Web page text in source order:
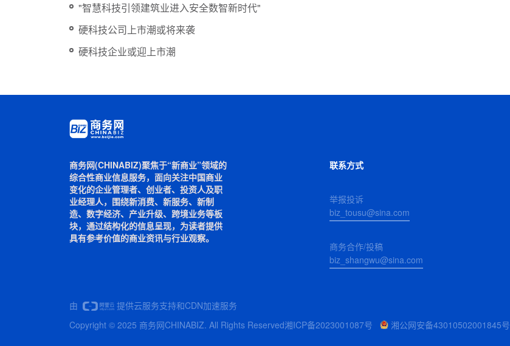
"智慧科技引领建筑业进入安全数智新时代"
硬科技公司上市潮或将来袭
硬科技企业或迎上市潮
商务网(CHINABIZ)聚焦于“新商业”领域的
综合性商业信息服务，面向关注中国商业
变化的企业管理者、创业者、投资人及职
业经理人，围绕新消费、新服务、新制
造、数字经济、产业升级、跨境业务等板
块，通过结构化的信息呈现，为读者提供
具有参考价值的商业资讯与行业观察。
联系方式
举报投诉
biz_tousu@sina.com
商务合作/投稿
biz_shangwu@sina.com
由
提供云服务支持和CDN加速服务
Copyright © 2025 商务网CHINABIZ. All Rights Reserved湘ICP备2023001087号 湘公网安备43010502001845号